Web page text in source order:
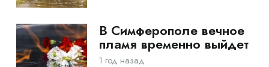
В Симферополе вечное
пламя временно выйдет
1 год назад